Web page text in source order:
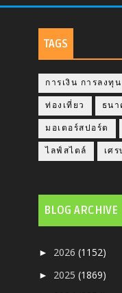
TAGS
การเงิน การลงทุน
ท่องเที่ยว ธนา
มอเตอร์สปอร์ต
ไลฟ์สไตล์ เศ
BLOG ARCHIVE
► 2026(1152)
► 2025(1869)